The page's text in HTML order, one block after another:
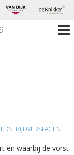
en waarbij de vorst